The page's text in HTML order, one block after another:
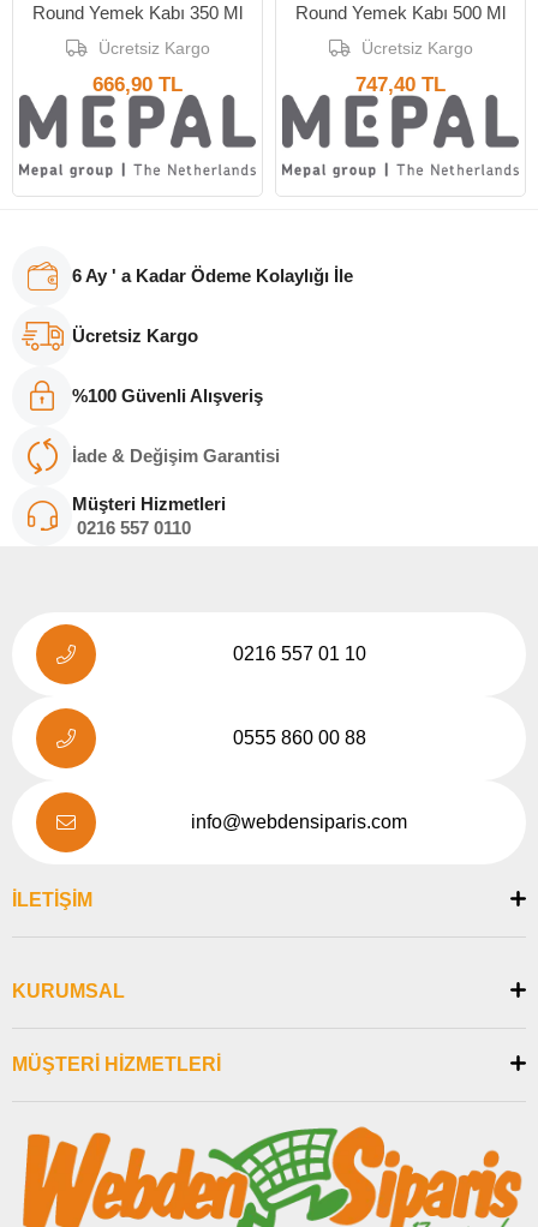
Round Yemek Kabı 350 Ml
Ücretsiz Kargo
666,90 TL
Round Yemek Kabı 500 Ml
Ücretsiz Kargo
747,40 TL
6 Ay ' a Kadar Ödeme Kolaylığı İle
Ücretsiz Kargo
%100 Güvenli Alışveriş
İade & Değişim Garantisi
Müşteri Hizmetleri
0216 557 0110
0216 557 01 10
0555 860 00 88
info@webdensiparis.com
İLETİŞİM
KURUMSAL
MÜŞTERİ HİZMETLERİ